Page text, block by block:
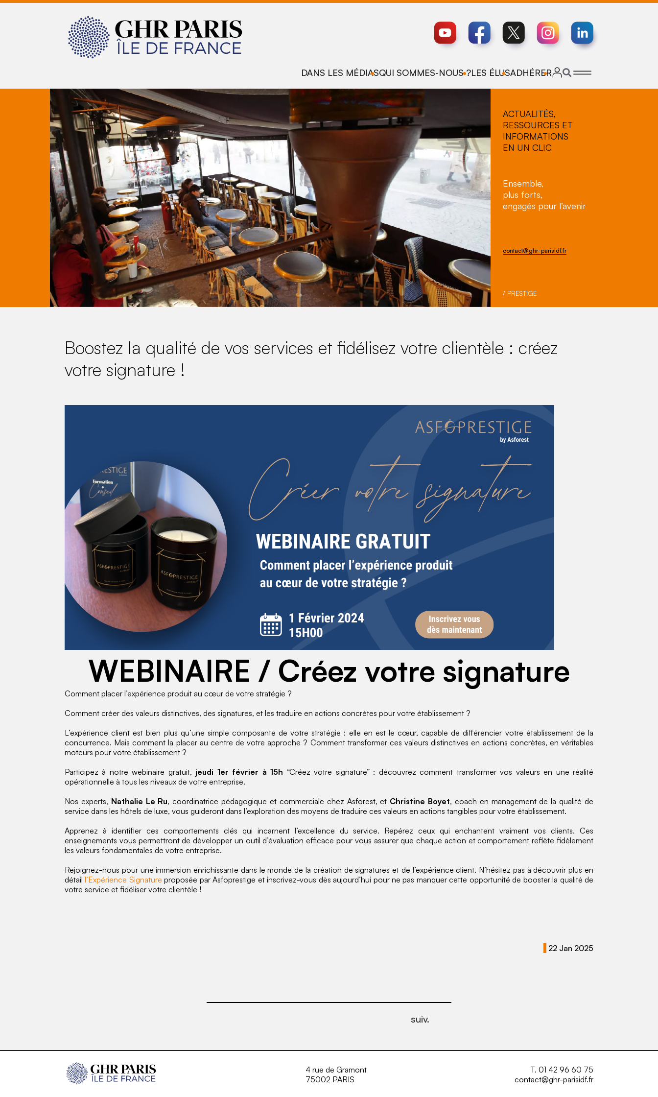
DANS LES MÉDIASQUI SOMMES-NOUS ?LES ÉLUSADHÉRER
ACTUALITÉS,
RESSOURCES ET
INFORMATIONS
EN UN CLIC
Ensemble,
plus forts,
engagés pour l’avenir
contact@ghr-parisidf.fr
/ PRESTIGE
Boostez la qualité de vos services et fidélisez votre clientèle : créez
votre signature !
WEBINAIRE / Créez votre signature
Comment placer l’expérience produit au cœur de votre stratégie ?
Comment créer des valeurs distinctives, des signatures, et les traduire en actions concrètes pour votre établissement ?
L’expérience client est bien plus qu’une simple composante de votre stratégie : elle en est le cœur, capable de différencier votre établissement de la
concurrence. Mais comment la placer au centre de votre approche ? Comment transformer ces valeurs distinctives en actions concrètes, en véritables
moteurs pour votre établissement ?
Participez à notre webinaire gratuit, jeudi 1er février à 15h “Créez votre signature” : découvrez comment transformer vos valeurs en une réalité
opérationnelle à tous les niveaux de votre entreprise.
Nos experts, Nathalie Le Ru, coordinatrice pédagogique et commerciale chez Asforest, et Christine Boyet, coach en management de la qualité de
service dans les hôtels de luxe, vous guideront dans l’exploration des moyens de traduire ces valeurs en actions tangibles pour votre établissement.
Apprenez à identifier ces comportements clés qui incarnent l’excellence du service. Repérez ceux qui enchantent vraiment vos clients. Ces
enseignements vous permettront de développer un outil d’évaluation efficace pour vous assurer que chaque action et comportement reflète fidèlement
les valeurs fondamentales de votre entreprise.
Rejoignez-nous pour une immersion enrichissante dans le monde de la création de signatures et de l’expérience client. N’hésitez pas à découvrir plus en
détaill’Expérience Signature proposée par Asfoprestige et inscrivez-vous dès aujourd’hui pour ne pas manquer cette opportunité de booster la qualité de
votre service et fidéliser votre clientèle !
22 Jan 2025
suiv.
4 rue de Gramont
75002 PARIS
T. 01 42 96 60 75
contact@ghr-parisidf.fr